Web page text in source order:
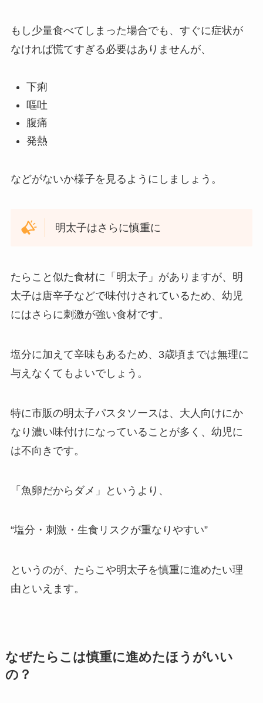
もし少量食べてしまった場合でも、すぐに症状が
なければ慌てすぎる必要はありませんが、
下痢
嘔吐
腹痛
発熱
などがないか様子を見るようにしましょう。
明太子はさらに慎重に
たらこと似た食材に「明太子」がありますが、明
太子は唐辛子などで味付けされているため、幼児
にはさらに刺激が強い食材です。
塩分に加えて辛味もあるため、3歳頃までは無理に
与えなくてもよいでしょう。
特に市販の明太子パスタソースは、大人向けにか
なり濃い味付けになっていることが多く、幼児に
は不向きです。
「魚卵だからダメ」というより、
“塩分・刺激・生食リスクが重なりやすい”
というのが、たらこや明太子を慎重に進めたい理
由といえます。
なぜたらこは慎重に進めたほうがいい
の？